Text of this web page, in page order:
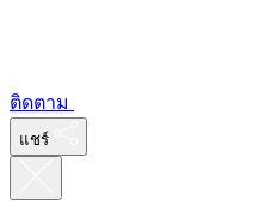
ติดตาม
แชร์